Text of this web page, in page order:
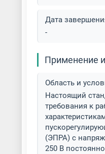
Дата
-
Применение
Область и
Настоящий
требования к
(ЭПРА) с
250 В